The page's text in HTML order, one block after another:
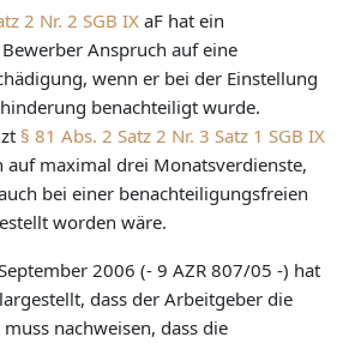
2 Nr. 2 SGB IX aF hat ein
Anspruch auf eine
wenn er bei der Einstellung
benachteiligt wurde.
§ 81 Abs. 2 Satz 2 Nr. 3 Satz 1 SGB IX
auf maximal drei Monatsverdienste,
bei einer benachteiligungsfreien
worden wäre.
2006 (- 9 AZR 807/05 -) hat
dass der Arbeitgeber die
nachweisen, dass die